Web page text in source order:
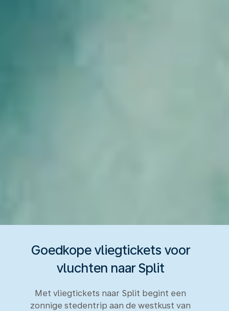
Goedkope vliegtickets voor
vluchten naar Split
Met vliegtickets naar Split begint een
zonnige stedentrip aan de westkust van